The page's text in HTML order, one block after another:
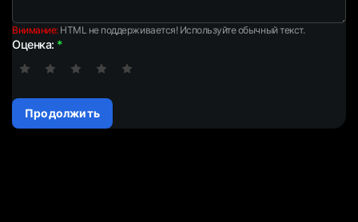
Внимание:HTML не поддерживается! Используйте обычный текст.
Оценка:
Продолжить